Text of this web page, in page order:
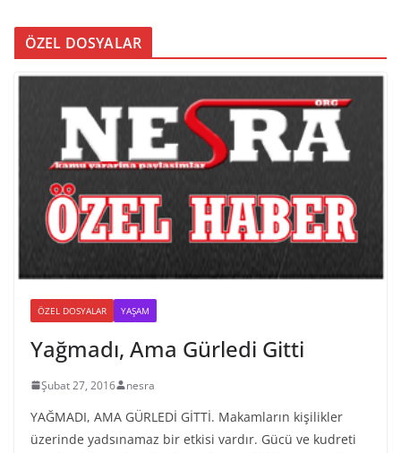
ÖZEL DOSYALAR
ÖZEL DOSYALAR YAŞAM
Yağmadı, Ama Gürledi Gitti
Şubat 27, 2016 nesra
YAĞMADI, AMA GÜRLEDİ GİTTİ. Makamların kişilikler
üzerinde yadsınamaz bir etkisi vardır. Gücü ve kudreti